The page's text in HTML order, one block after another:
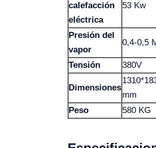
calefacción
eléctrica
53 Kw
Presión del
vapor
0,4-0,5
Tensión 380V
Dimensiones
mm
Peso
580 KG